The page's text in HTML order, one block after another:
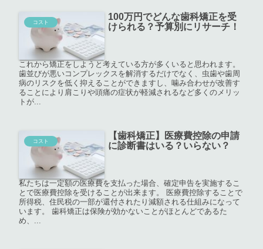
コスト
100万円でどんな歯科矯正を受
けられる？予算別にリサーチ！
これから矯正をしようと考えている方が多くいると思われます。
歯並びが悪いコンプレックスを解消するだけでなく、虫歯や歯周
病のリスクを低く抑えることができますし、噛み合わせが改善す
ることにより肩こりや頭痛の症状が軽減されるなど多くのメリッ
トが...
コスト
【歯科矯正】医療費控除の申請
に診断書はいる？いらない？
私たちは一定額の医療費を支払った場合、確定申告を実施するこ
とで医療費控除を受けることが出来ます。 医療費控除することで
所得税、住民税の一部が還付されたり減額される仕組みになって
います。 歯科矯正は保険が効かないことがほとんどであるた
め、...